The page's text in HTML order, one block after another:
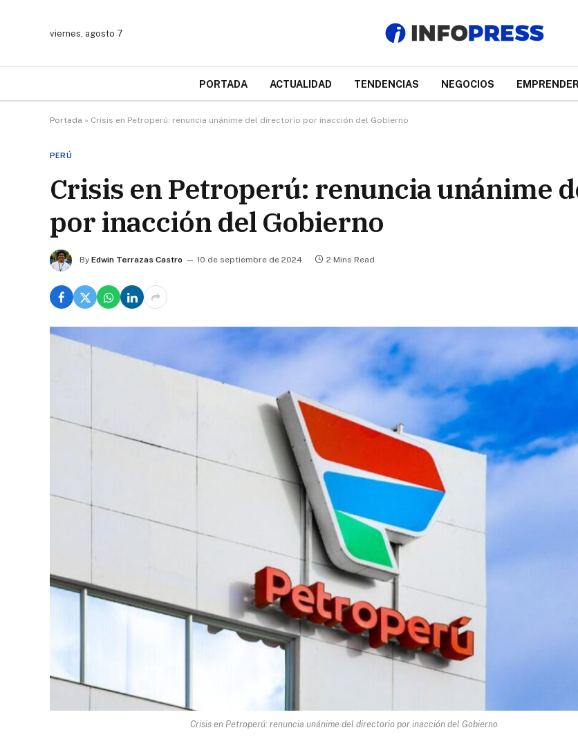
viernes, agosto 7
PORTADA ACTUALIDAD TENDENCIAS NEGOCIOS EMPRENDER
Portada » Crisis en Petroperú: renuncia unánime del directorio por inacción del Gobierno
PERÚ
Crisis en Petroperú: renuncia unánime
por inacción del Gobierno
By Edwin Terrazas Castro 10 de septiembre de 2024 2 Mins Read
Crisis en Petroperú: renuncia unánime del directorio por inacción del Gobierno